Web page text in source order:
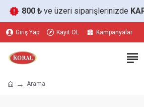
800 ₺ve üzeri siparişlerinizde
Giriş Yap Kayıt OL Kampanyalar
Arama